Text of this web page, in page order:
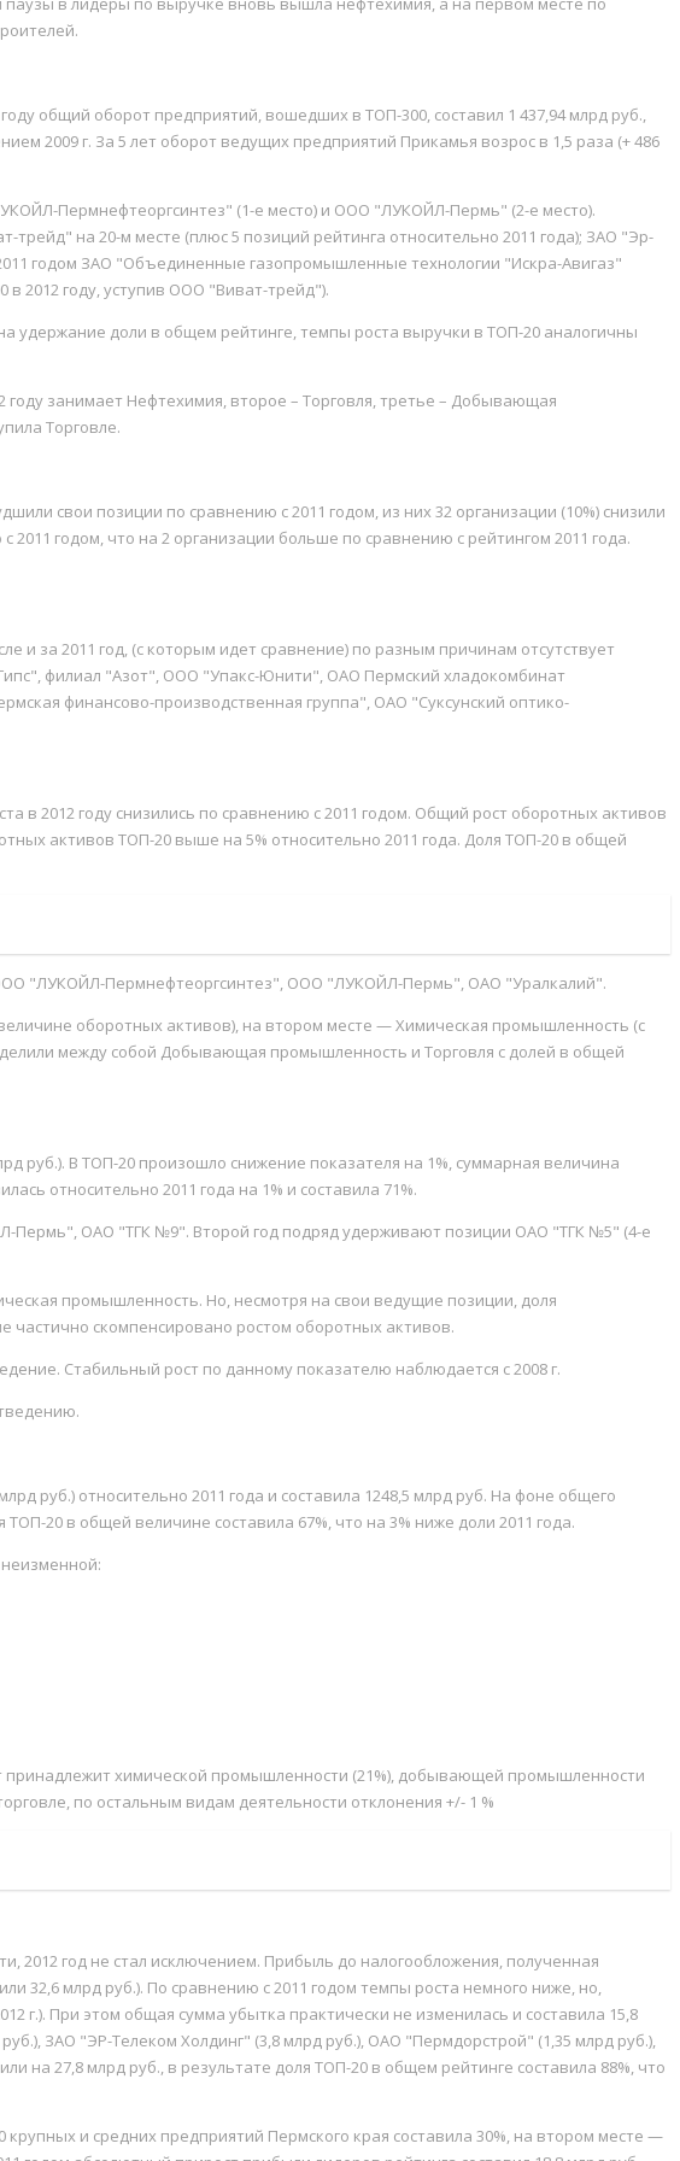
общий оборот предприятий, вошедших в ТОП-300, составил 1 437,94 млрд руб.,
2009 г. За 5 лет оборот ведущих предприятий Прикамья возрос в 1,5 раза (+ 486
Пермнефтеоргсинтез" (1-е место) и ООО "ЛУКОЙЛ-Пермь" (2-е место).
на 20-м месте (плюс 5 позиций рейтинга относительно 2011 года); ЗАО "Эр-
годом ЗАО "Объединенные газопромышленные технологии "Искра-Авигаз"
в 2012 году, уступив ООО "Виват-трейд").
удержание доли в общем рейтинге, темпы роста выручки в ТОП-20 аналогичны
занимает Нефтехимия, второе – Торговля, третье – Добывающая
Торговле.
свои позиции по сравнению с 2011 годом, из них 32 организации (10%) снизили
годом, что на 2 организации больше по сравнению с рейтингом 2011 года.
и за 2011 год, (с которым идет сравнение) по разным причинам отсутствует
филиал "Азот", ООО "Упакс-Юнити", ОАО Пермский хладокомбинат
финансово-производственная группа", ОАО "Суксунский оптико-
2012 году снизились по сравнению с 2011 годом. Общий рост оборотных активов
активов ТОП-20 выше на 5% относительно 2011 года. Доля ТОП-20 в общей
"ЛУКОЙЛ-Пермнефтеоргсинтез", ООО "ЛУКОЙЛ-Пермь", ОАО "Уралкалий".
оборотных активов), на втором месте — Химическая промышленность (с
между собой Добывающая промышленность и Торговля с долей в общей
руб.). В ТОП-20 произошло снижение показателя на 1%, суммарная величина
относительно 2011 года на 1% и составила 71%.
ОАО "ТГК №9". Второй год подряд удерживают позиции ОАО "ТГК №5" (4-е
промышленность. Но, несмотря на свои ведущие позиции, доля
частично скомпенсировано ростом оборотных активов.
Стабильный рост по данному показателю наблюдается с 2008 г.
руб.) относительно 2011 года и составила 1248,5 млрд руб. На фоне общего
20 в общей величине составила 67%, что на 3% ниже доли 2011 года.
принадлежит химической промышленности (21%), добывающей промышленности
по остальным видам деятельности отклонения +/- 1 %
2012 год не стал исключением. Прибыль до налогообложения, полученная
32,6 млрд руб.). По сравнению с 2011 годом темпы роста немного ниже, но,
г.). При этом общая сумма убытка практически не изменилась и составила 15,8
ЗАО "ЭР-Телеком Холдинг" (3,8 млрд руб.), ОАО "Пермдорстрой" (1,35 млрд руб.),
на 27,8 млрд руб., в результате доля ТОП-20 в общем рейтинге составила 88%, что
и средних предприятий Пермского края составила 30%, на втором месте —